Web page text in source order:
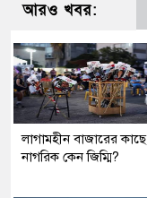
আরও খবর:
লাগামহীন বাজারের কাছে
নাগরিক কেন জিম্মি?